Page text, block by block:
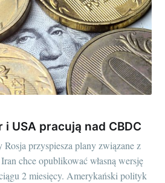
i USA pracują nad CBDC
przyspiesza plany związane z
chce opublikować własną wersję
2 miesięcy. Amerykański polityk